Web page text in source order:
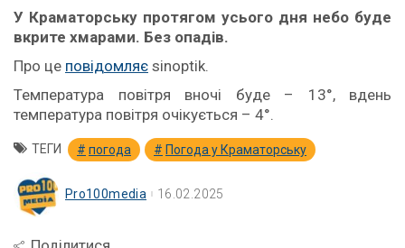
У Краматорську протягом усього дня небо буде
вкрите хмарами. Без опадів.
Про це повідомляє sinoptik.
Температура повітря вночі буде – 13°, вдень
температура повітря очікується – 4°.
ТЕГИ погода Погода у Краматорську
Pro100media 16.02.2025